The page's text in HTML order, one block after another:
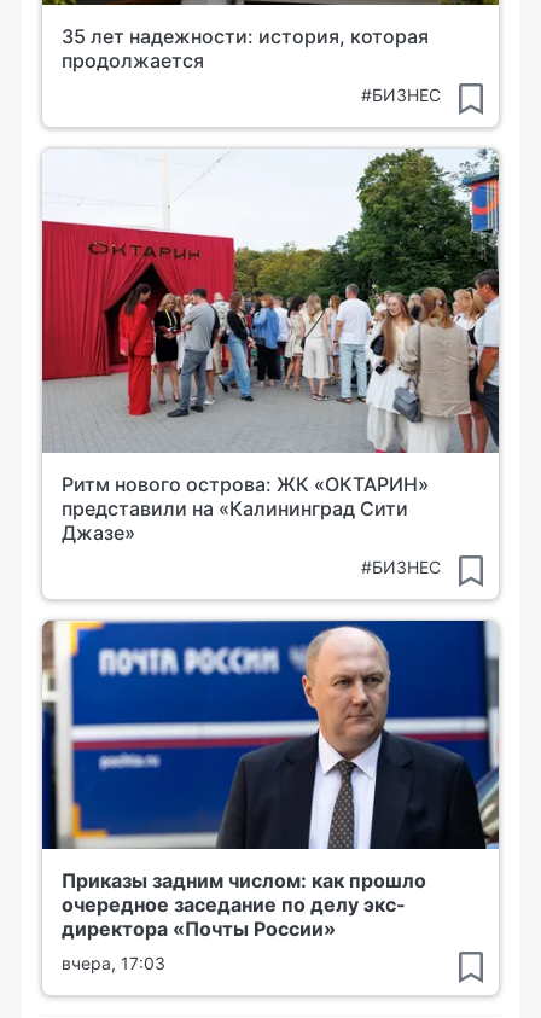
35 лет надежности: история, которая
продолжается
#БИЗНЕС
Ритм нового острова: ЖК «ОКТАРИН»
представили на «Калининград Сити
Джазе»
#БИЗНЕС
Приказы задним числом: как прошло
очередное заседание по делу экс-
директора «Почты России»
вчера, 17:03